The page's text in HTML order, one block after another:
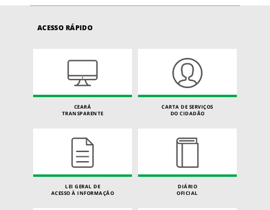
ACESSO RÁPIDO
CEARÁ
TRANSPARENTE
CARTA DE SERVIÇOS
DO CIDADÃO
LEI GERAL DE
ACESSO À INFORMAÇÃO
DIÁRIO
OFICIAL